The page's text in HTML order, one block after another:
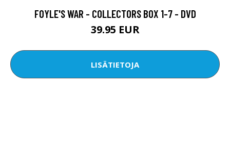
FOYLE'S WAR - COLLECTORS BOX 1-7 - DVD
39.95 EUR
LISÄTIETOJA